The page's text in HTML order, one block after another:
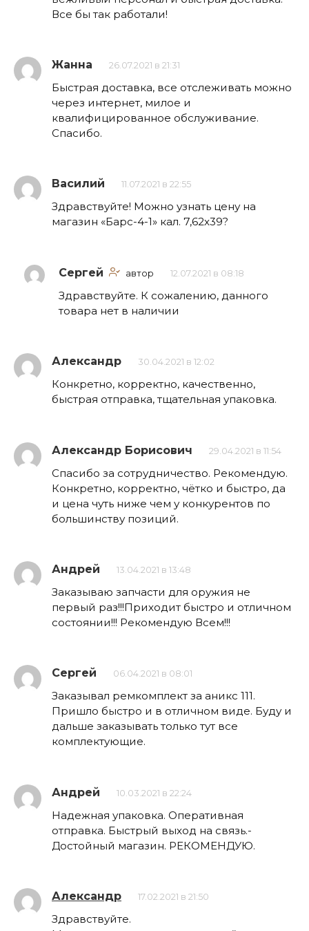
Все бы так работали!
Жанна 26.07.2021 в 21:31
Быстрая доставка, все отслеживать можно
через интернет, милое и
квалифицированное обслуживание.
Спасибо.
Василий 11.07.2021 в 22:55
Здравствуйте! Можно узнать цену на
магазин «Барс-4-1» кал. 7,62х39?
Сергей автор 12.07.2021 в 08:18
Здравствуйте. К сожалению, данного
товара нет в наличии
Александр 30.04.2021 в 12:02
Конкретно, корректно, качественно,
быстрая отправка, тщательная упаковка.
Александр Борисович 29.04.2021 в 11:54
Спасибо за сотрудничество. Рекомендую.
Конкретно, корректно, чётко и быстро, да
и цена чуть ниже чем у конкурентов по
большинству позиций.
Андрей 13.04.2021 в 13:48
Заказываю запчасти для оружия не
первый раз!!!Приходит быстро и отличном
состоянии!!! Рекомендую Всем!!!
Сергей 06.04.2021 в 08:01
Заказывал ремкомплект за аникс 111.
Пришло быстро и в отличном виде. Буду и
дальше заказывать только тут все
комплектующие.
Андрей 10.03.2021 в 22:24
Надежная упаковка. Оперативная
отправка. Быстрый выход на связь.-
Достойный магазин. РЕКОМЕНДУЮ.
Александр 17.02.2021 в 21:50
Здравствуйте.